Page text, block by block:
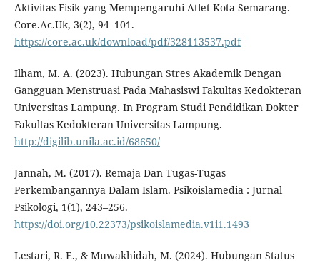
Aktivitas Fisik yang Mempengaruhi Atlet Kota Semarang.
Core.Ac.Uk, 3(2), 94–101.
https://core.ac.uk/download/pdf/328113537.pdf
Ilham, M. A. (2023). Hubungan Stres Akademik Dengan
Gangguan Menstruasi Pada Mahasiswi Fakultas Kedokteran
Universitas Lampung. In Program Studi Pendidikan Dokter
Fakultas Kedokteran Universitas Lampung.
http://digilib.unila.ac.id/68650/
Jannah, M. (2017). Remaja Dan Tugas-Tugas
Perkembangannya Dalam Islam. Psikoislamedia : Jurnal
Psikologi, 1(1), 243–256.
https://doi.org/10.22373/psikoislamedia.v1i1.1493
Lestari, R. E., & Muwakhidah, M. (2024). Hubungan Status